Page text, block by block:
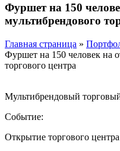
Фуршет на 150
мультибрендового
Главная страница »
Фуршет на 150 человек на
торгового центра
Мультибрендовый
Событие:
Открытие торгового центра